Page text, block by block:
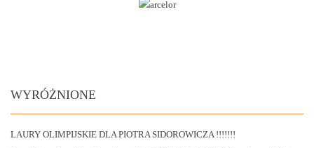
WYRÓŻNIONE
LAURY OLIMPIJSKIE DLA PIOTRA SIDOROWICZA !!!!!!!